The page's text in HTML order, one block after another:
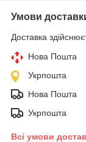
Умови
Доставка
Нова Пошта
Укрпошта
Нова Пошта
Укрпошта
Всі умови